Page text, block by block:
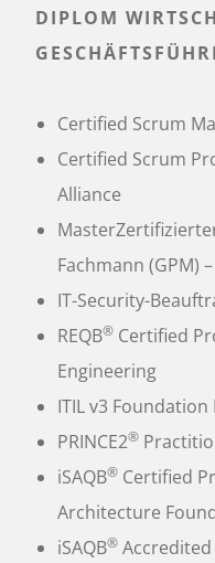
DIPLOM
Certified Scrum
Certified Scrum
Alliance
Fachmann (GPM)
IT-Security-
REQB® Certified
Engineering
ITIL v3 Foundation
PRINCE2®
iSAQB® Certified
Architecture
iSAQB® Accredited